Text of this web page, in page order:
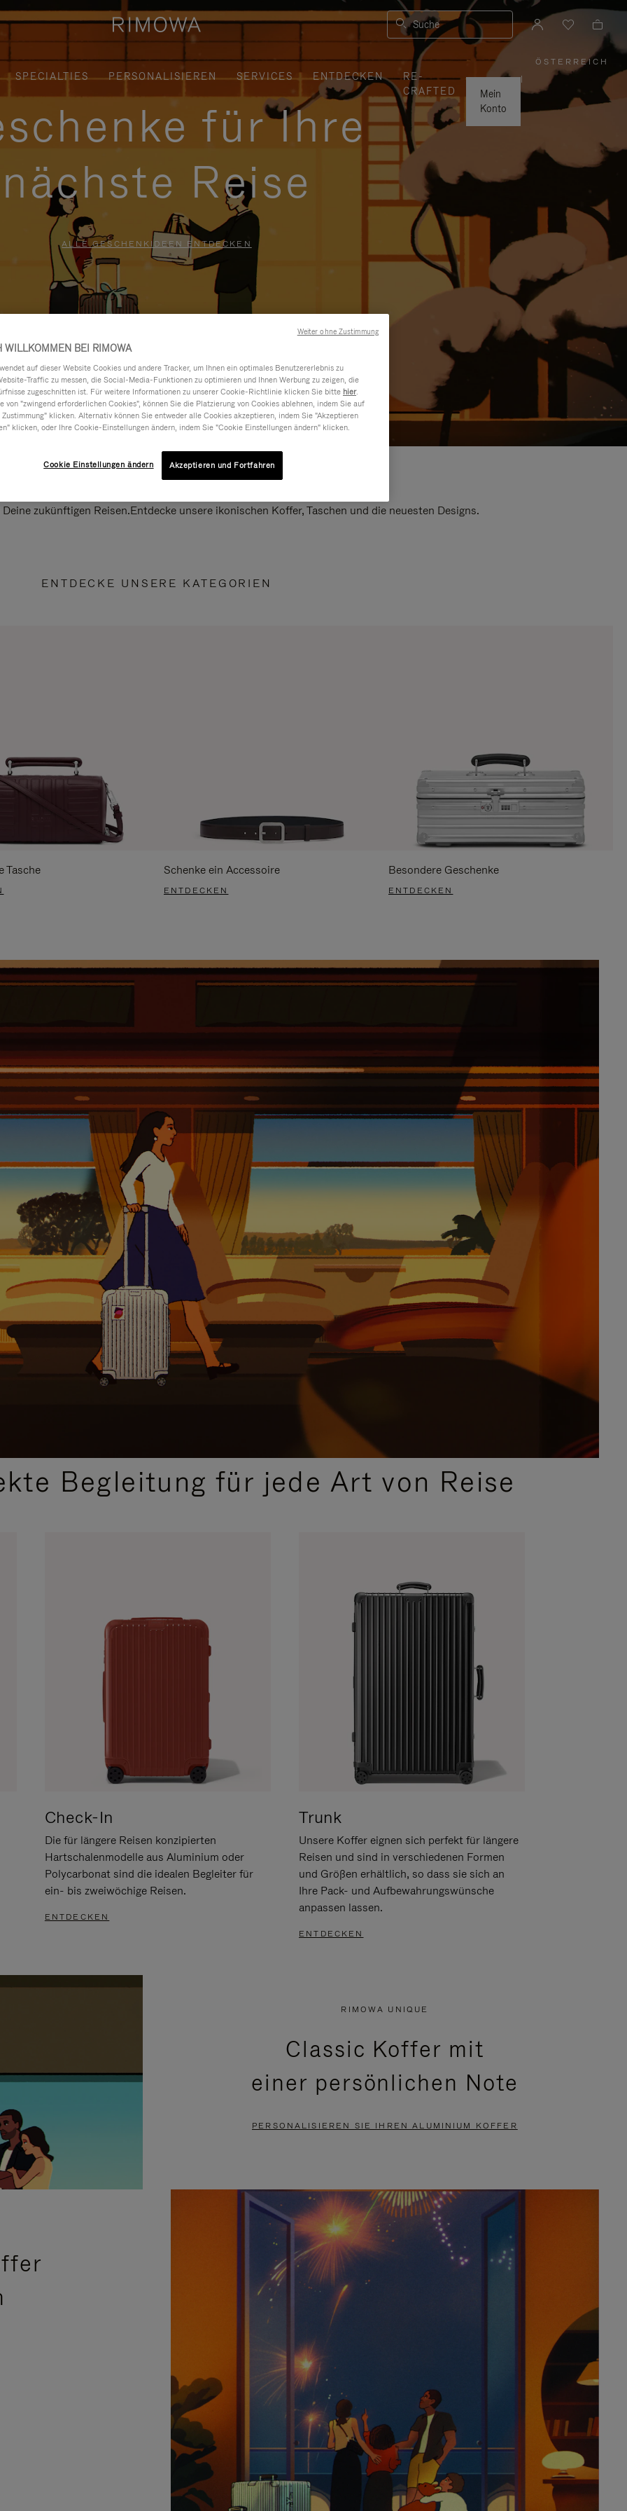
Suche
SPECIALTIES PERSONALISIEREN SERVICES ENTDECKEN
RE-
CRAFTED
Mein
Konto
ÖSTERREICH
,
WÄHLEN
IHRE
REGION
AUS
|
für Ihre
nächste Reise
ALLE GESCHENKIDEEN ENTDECKEN
zukünftigen Reisen.Entdecke unsere ikonischen Koffer, Taschen und die neuesten Designs.
ENTDECKE UNSERE KATEGORIEN
Tasche Schenke ein Accessoire
ENTDECKEN
Besondere Geschenke
ENTDECKEN
Begleitung für jede Art von Reise
Check-In
Die für längere Reisen konzipierten
Hartschalenmodelle aus Aluminium oder
Polycarbonat sind die idealen Begleiter für
ein- bis zweiwöchige Reisen.
ENTDECKEN
Trunk
Unsere Koffer eignen sich perfekt für längere
Reisen und sind in verschiedenen Formen
und Größen erhältlich, so dass sie sich an
Ihre Pack- und Aufbewahrungswünsche
anpassen lassen.
ENTDECKEN
RIMOWA UNIQUE
Classic Koffer mit
einer persönlichen Note
PERSONALISIEREN SIE IHREN ALUMINIUM KOFFER
WILLKOMMEN BEI RIMOWA
auf dieser Website Cookies und andere Tracker, um Ihnen ein optimales Benutzererlebnis zu
Traffic zu messen, die Social-Media-Funktionen zu optimieren und Ihnen Werbung zu zeigen, die
zugeschnitten ist. Für weitere Informationen zu unserer Cookie-Richtlinie klicken Sie bitte hier.
von "zwingend erforderlichen Cookies", können Sie die Platzierung von Cookies ablehnen, indem Sie auf
klicken. Alternativ können Sie entweder alle Cookies akzeptieren, indem Sie "Akzeptieren
klicken, oder Ihre Cookie-Einstellungen ändern, indem Sie "Cookie Einstellungen ändern" klicken.
Cookie Einstellungen ändern Akzeptieren und Fortfahren
Weiter ohne Zustimmung